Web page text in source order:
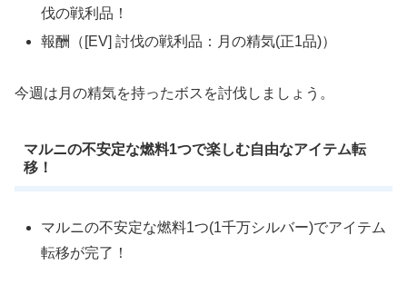
伐の戦利品！
報酬（[EV] 討伐の戦利品：月の精気(正1品)）
今週は月の精気を持ったボスを討伐しましょう。
マルニの不安定な燃料1つで楽しむ自由なアイテム転
移！
マルニの不安定な燃料1つ(1千万シルバー)でアイテム
転移が完了！